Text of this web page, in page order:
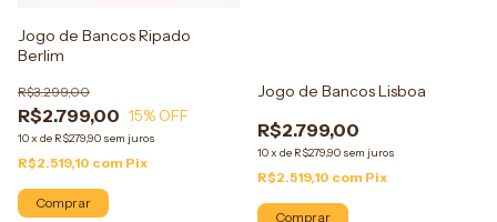
Jogo de Bancos Ripado
Berlim
R$2.799,00
R$3.299,00
15% OFF
10x de R$279,90 sem juros
R$2.519,10 com Pix
Comprar
Jogo de Bancos Lisboa
R$2.799,00
10x de R$279,90 sem juros
R$2.519,10 com Pix
Comprar